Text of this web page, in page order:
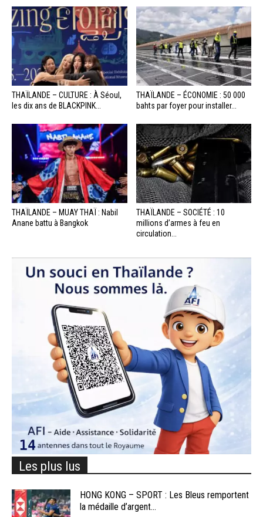
THAÏLANDE – CULTURE : À Séoul,
les dix ans de BLACKPINK...
THAÏLANDE – ÉCONOMIE : 50 000
bahts par foyer pour installer...
THAÏLANDE – MUAY THAÏ : Nabil
Anane battu à Bangkok
THAÏLANDE – SOCIÉTÉ : 10
millions d’armes à feu en
circulation...
Les plus lus
HONG KONG – SPORT : Les Bleus remportent
la médaille d’argent...